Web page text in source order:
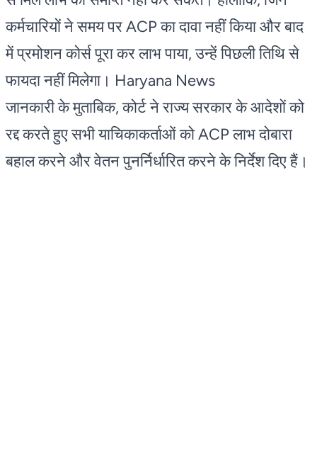
कर्मचारियों ने समय पर ACP का दावा नहीं किया और बाद
में प्रमोशन कोर्स पूरा कर लाभ पाया, उन्हें पिछली तिथि से
फायदा नहीं मिलेगा। Haryana News
जानकारी के मुताबिक, कोर्ट ने राज्य सरकार के आदेशों को
रद्द करते हुए सभी याचिकाकर्ताओं को ACP लाभ दोबारा
बहाल करने और वेतन पुनर्निर्धारित करने के निर्देश दिए हैं।